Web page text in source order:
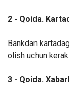
2 - Qoida.
Bankdan
olish uchun kerak.
3 - Qoida.